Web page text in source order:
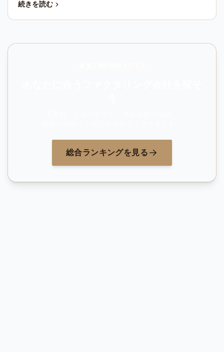
続きを読む
総合ランキングを見る